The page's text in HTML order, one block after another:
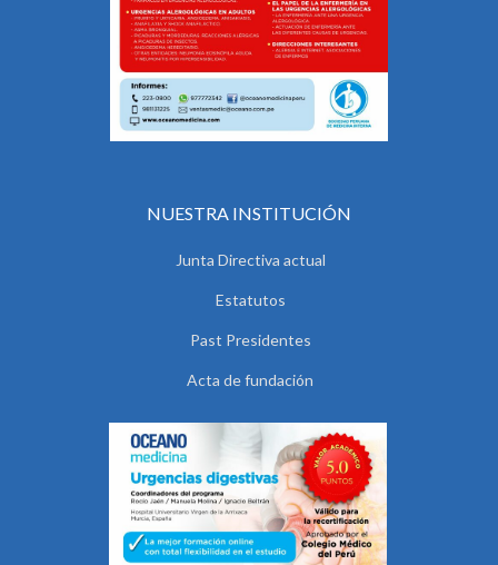
NUESTRA INSTITUCIÓN
Junta Directiva actual
Estatutos
Past Presidentes
Acta de fundación